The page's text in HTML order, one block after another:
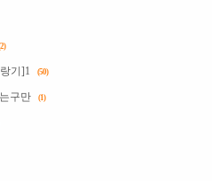
기]1 (50)
구만 (1)